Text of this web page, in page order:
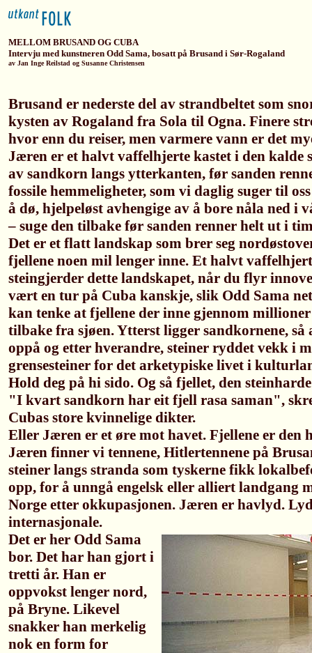
MELLOM BRUSAND OG CUBA
Intervju med kunstneren Odd Sama, bosatt på Brusand i Sør-Rogaland
av Jan Inge Reilstad og Susanne Christensen
Brusand er nederste del av strandbeltet som
kysten av Rogaland fra Sola til Ogna. Finere
hvor enn du reiser, men varmere vann er det
Jæren er et halvt vaffelhjerte kastet i den kalde
av sandkorn langs ytterkanten, før sanden
fossile hemmeligheter, som vi daglig suger til
å dø, hjelpeløst avhengige av å bore nåla ned i
– suge den tilbake før sanden renner helt ut i
Det er et flatt landskap som brer seg
fjellene noen mil lenger inne. Et halvt
steingjerder dette landskapet, når du flyr
vært en tur på Cuba kanskje, slik Odd Sama
kan tenke at fjellene der inne gjennom
tilbake fra sjøen. Ytterst ligger sandkornene, så
oppå og etter hverandre, steiner ryddet vekk i
grensesteiner for det arketypiske livet i
Hold deg på hi sido. Og så fjellet, den
"I kvart sandkorn har eit fjell rasa saman",
Cubas store kvinnelige dikter.
Eller Jæren er et øre mot havet. Fjellene er den
Jæren finner vi tennene, Hitlertennene på
steiner langs stranda som tyskerne fikk
opp, for å unngå engelsk eller alliert landgang
Norge etter okkupasjonen. Jæren er havlyd.
internasjonale.
Det er her Odd Sama
bor. Det har han gjort i
tretti år. Han er
oppvokst lenger nord,
på Bryne. Likevel
snakker han merkelig
nok en form for